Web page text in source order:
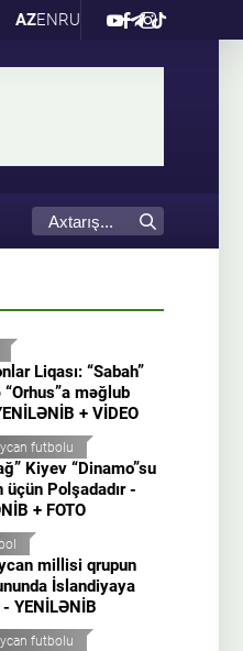
AZENRU
Liqası: “Sabah”
məğlub
+ VİDEO
futbolu
Kiyev “Dinamo”su
üçün Polşadadır -
+ FOTO
millisi qrupun
İslandiyaya
YENİLƏNİB
futbolu